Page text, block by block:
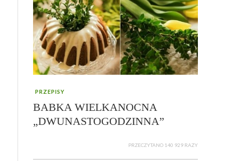
PRZEPISY
BABKA WIELKANOCNA
„DWUNASTOGODZINNA”
PRZECZYTANO 140 929 RAZY